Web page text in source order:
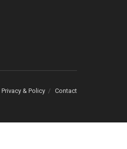
Privacy & Policy Contact